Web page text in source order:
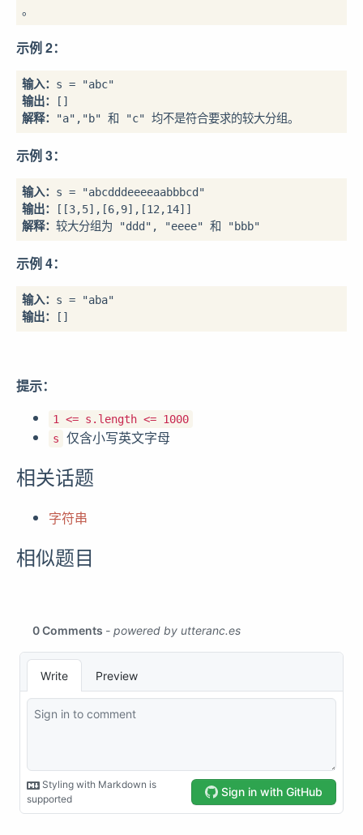
示例 2：
输入：
输出：
解释：
示例 3：
输入：
输出：
解释： 较大分组为 "ddd", "eeee" 和 "bbb"
示例 4：
输入：
输出：
提示：
1 <= s.length <= 1000
s
仅含小写英文字母
相关话题
字符串
相似题目